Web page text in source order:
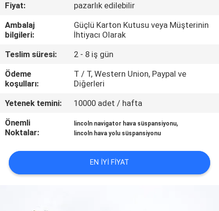
KONTROL
BIZIMLE
ILETIŞIME
GEÇIN
BIR
TEKLIF
SITE
Fiyat:
pazarlık edilebilir
Ambalaj
bilgileri:
Güçlü Karton Kutusu veya Müşterinin
İhtiyacı Olarak
Teslim süresi:
2 - 8 iş gün
Ödeme
koşulları:
T / T, Western Union, Paypal ve
Diğerleri
Yetenek temini:
10000 adet / hafta
Önemli
Noktalar:
lincoln navigator hava süspansiyonu,
lincoln hava yolu süspansiyonu
EN IYI FIYAT